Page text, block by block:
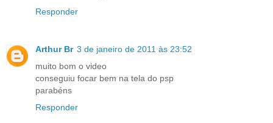
Responder
Arthur Br 3 de janeiro de 2011 às 23:52
muito bom o video
conseguiu focar bem na tela do psp
parabéns
Responder